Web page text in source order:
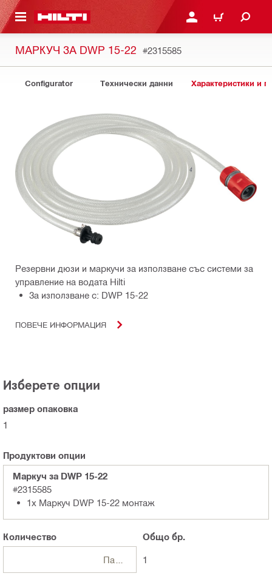
СЪДЪРЖАНИЕ ВЛЕЗ ИЛИ СЕ
КОЛИЧКА
МАРКУЧ ЗА DWP 15-22 #2315585
Configurator Технически данни Характеристики и
Резервни дюзи и маркучи за използване със системи за
управление на водата Hilti
За използване с: DWP 15-22
ПОВЕЧЕ ИНФОРМАЦИЯ
Изберете опции
размер опаковка
1
Продуктови опции
Маркуч за DWP 15-22
#2315585
1x Маркуч DWP 15-22 монтаж
Количество Общо бр.
1